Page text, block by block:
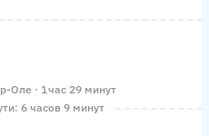
Оле · 1 час 29 минут
6 часов 9 минут